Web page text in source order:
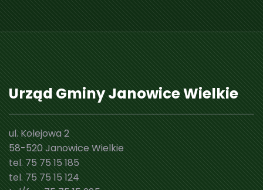
Urząd Gminy Janowice Wielkie
ul. Kolejowa 2
58-520 Janowice Wielkie
tel. 75 75 15 185
tel. 75 75 15 124